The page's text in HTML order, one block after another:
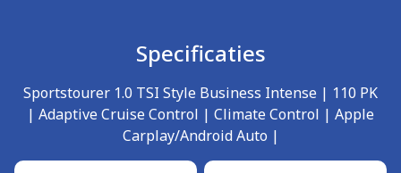
Specificaties
Sportstourer 1.0 TSI Style Business Intense | 110 PK
| Adaptive Cruise Control | Climate Control | Apple
Carplay/Android Auto |